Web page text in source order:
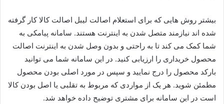
بیشتر روش ‌هایی که برای استعلام اصالت لیبل اصالت کالا کار گرفته
شده‌ اند نیازمند متصل شدن به اینترنت هستند. سامانه پیامکی به
شما کمک می‌ کند تا به راحتی و بدون وصل شدن به اینترنت اصالت
محصول خریداری را ارزیابی کنید. در این سامانه شما می‌ توانید
بارکد محصول را درج نمایید و سپس در مورد اصلی بودن محصول
مطمئن شوید. هر یک از مواردی که مربوط به تقلبی یا اصل بودن کالا
است در این سامانه برای مشتری توضیح داده خواهد شد.